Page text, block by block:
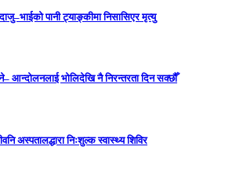
पानी ट्याङ्कीमा निसासिएर मृत्यु
आन्दोलनलाई भोलिदेखि नै निरन्तरता दिन सक्छौँ
अस्पतालद्धारा निःशुल्क स्वास्थ्य शिविर